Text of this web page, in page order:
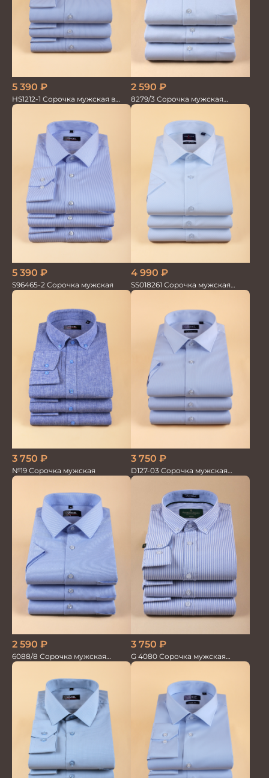
5 390 ₽
HS1212-1 Сорочка мужская в
мелкую полоску
2 590 ₽
8279/3 Сорочка мужская
кор.рукав
5 390 ₽
S96465-2 Сорочка мужская
4 990 ₽
SS018261 Сорочка мужская
кор.рукав GROSTYLE TRENDY
3 750 ₽
№19 Сорочка мужская
3 750 ₽
D127-03 Сорочка мужская
голубая в невид.полоску
2 590 ₽
6088/8 Сорочка мужская
кор.рукав
3 750 ₽
G 4080 Сорочка мужская
голубой